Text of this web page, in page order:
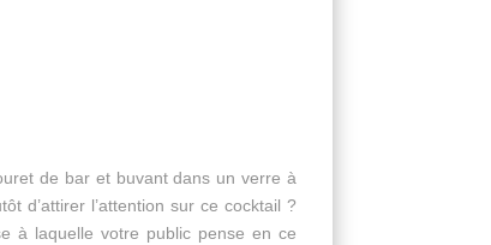
de bar et buvant dans un verre à
d’attirer l’attention sur ce cocktail ?
à laquelle votre public pense en ce